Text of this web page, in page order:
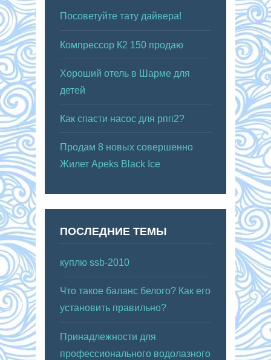
Посоветуйте тату дайвера!
Компрессор К2 150 продаю
Хороший отель в Шарме для
детей
Как спасти насос для рпп2?
Продам 8 новых совершенно
Жилет Apeks Black Ice
ПОСЛЕДНИЕ ТЕМЫ
куплю ssb-2010
Что такое баланс белого? Как его
установить правильно?
Принадлежности для
профессионального водолазного